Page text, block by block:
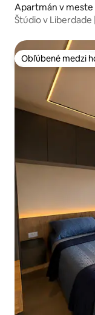
Apartmán v meste
Štúdio v Liberdade
Obľúbené medzi
Obľúbené medzi